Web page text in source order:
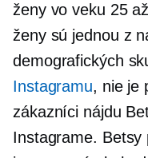
ženy vo veku 25
ženy sú jednou z
demografických
Instagramu, nie je
zákazníci nájdu
Instagrame. Betsy